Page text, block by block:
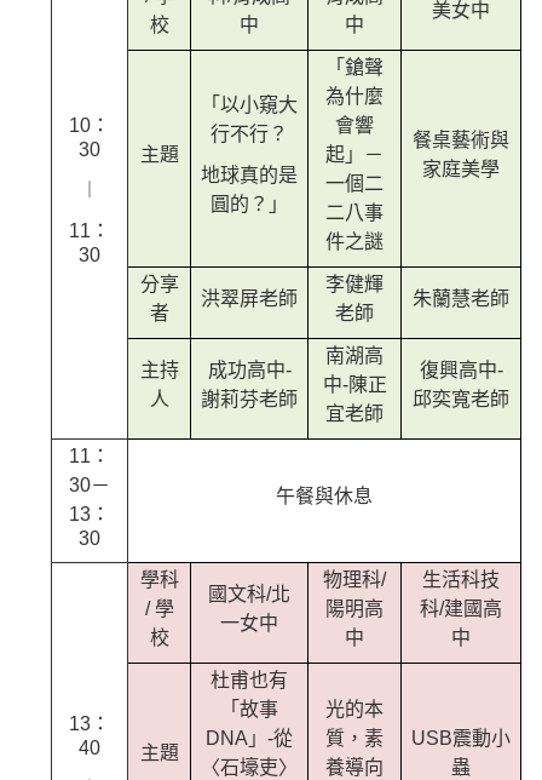
10：
30
11：
30
校
中
中
美女中
主題
「以小窺大
行不行？
地球真的是
圓的？」
「鎗聲
為什麼
會響
起」－
一個二
二八事
件之謎
餐桌藝術與
家庭美學
分享
者
洪翠屏老師
李健輝
老師
朱蘭慧老師
主持
人
成功高中-
謝莉芬老師
南湖高
中-陳正
宜老師
復興高中-
邱奕寬老師
11：
30－
13：
30
午餐與休息
13：
40
學科
/ 學
校
國文科/北
一女中
物理科/
陽明高
中
生活科技
科/建國高
中
主題
杜甫也有
「故事
DNA」-從
〈石壕吏〉
光的本
質，素
養導向
USB震動小
蟲